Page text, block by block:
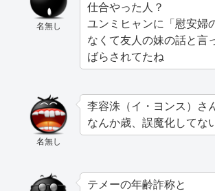
名無し
仕合やった人？
ユンミヒャンに「慰安婦
なくて友人の妹の話と言
ばらされてたね
名無し
李容洙（イ・ヨンス）さ
なんか歳、誤魔化してな
テメーの年齢詐称と